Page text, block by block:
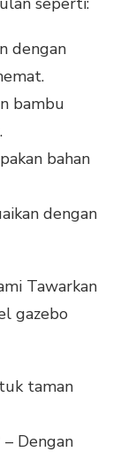
dengan
bambu
bahan
dengan
Tawarkan
gazebo
taman
Dengan